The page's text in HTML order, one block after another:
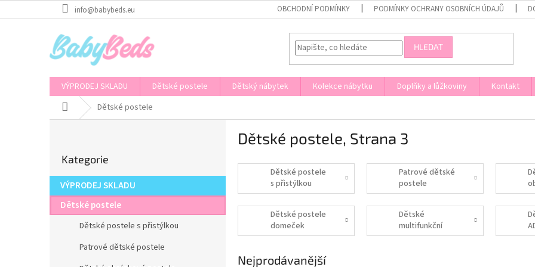
na
info@babybeds.eu OBCHODNÍ PODMÍNKY PODMÍNKY OCHRANY OSOBNÍCH ÚDAJŮ
HLEDAT
VÝPRODEJ SKLADU Dětské postele Dětský nábytek Kolekce nábytku Doplňky a lůžkoviny Kontakt
Domů Dětské postele
r
n
kategorie
Kategorie
VÝPRODEJ SKLADU
Dětské postele
Dětské postele s přistýlkou
Patrové dětské postele
Dětské postele, Strana 3
Dětské postele
s přistýlkou
Patrové dětské
postele
Dětské postele
domeček
Dětské
multifunkční
postele
Nejprodávanější